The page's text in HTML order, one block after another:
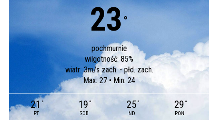
23 °
pochmurnie
wilgotność: 85%
wiatr: 3m/s zach. - płd. zach.
Max: 27 • Min: 24
21 °
PT
19 °
SOB
25 °
ND
29 °
PON